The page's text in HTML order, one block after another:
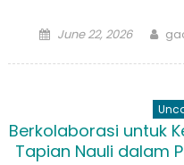
Posted
June 22, 2026
Berkolaborasi untuk
Tapian Nauli dalam